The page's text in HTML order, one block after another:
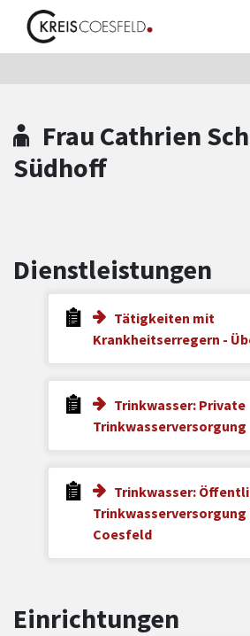
Zum Header
Zum Hauptinhalt
Zum Footer
Zum Hauptinhalt springen
Frau Cathrien
Südhoff
Dienstleistungen
Tätigkeiten mit
Krankheitserregern -
Trinkwasser: Private
Trinkwasserversorgung
Trinkwasser:
Trinkwasserversorgung
Coesfeld
Einrichtungen